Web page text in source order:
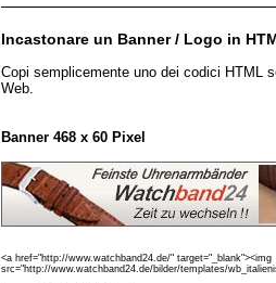
Incastonare un Banner / Logo in
Copi semplicemente uno dei codici HTML
Web.
Banner 468 x 60 Pixel
<a href="http://www.watchband24.de/" target="_blank"><img
src="http://www.watchband24.de/bilder/templates/